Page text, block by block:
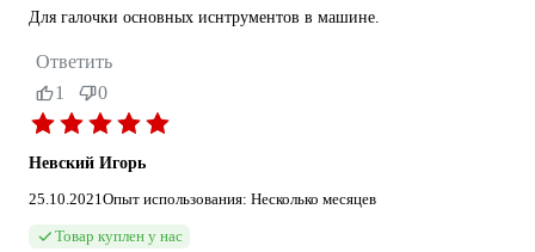
Для галочки основных иснтрументов в машине.
Ответить
1
0
Невский Игорь
25.10.2021Опыт использования: Несколько месяцев
Товар куплен у нас